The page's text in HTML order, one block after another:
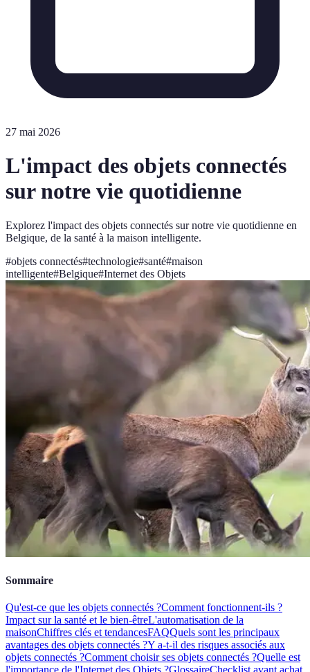
27 mai 2026
L'impact des objets connectés
sur notre vie quotidienne
Explorez l'impact des objets connectés sur notre vie quotidienne en
Belgique, de la santé à la maison intelligente.
#objets connectés#technologie#santé#maison
intelligente#Belgique#Internet des Objets
Sommaire
Qu'est-ce que les objets connectés ?Comment fonctionnent-ils ?
Impact sur la santé et le bien-êtreL'automatisation de la
maisonChiffres clés et tendancesFAQQuels sont les principaux
avantages des objets connectés ?Y a-t-il des risques associés aux
objets connectés ?Comment choisir ses objets connectés ?Quelle est